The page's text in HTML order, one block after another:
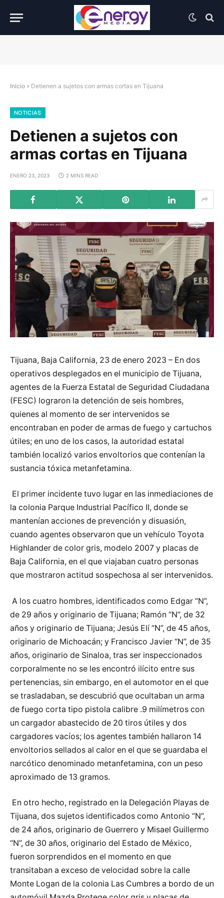
Inicio » Detienen a sujetos con armas cortas en Tijuana
NOTICIAS
Detienen a sujetos con
armas cortas en Tijuana
ENERO 23, 2023 2 MINS READ
Tijuana, Baja California, 23 de enero 2023 – En dos
operativos desplegados en el municipio de Tijuana,
agentes de la Fuerza Estatal de Seguridad Ciudadana
(FESC) lograron la detención de seis hombres,
quienes al momento de ser intervenidos se
encontraban en poder de armas de fuego y cartuchos
útiles; en uno de los casos, la autoridad estatal
también localizó varios envoltorios que contenían la
sustancia tóxica metanfetamina.
El primer incidente tuvo lugar en las inmediaciones de
la colonia Parque Industrial Pacífico II, donde se
mantenían acciones de prevención y disuasión,
cuando agentes observaron que un vehículo Toyota
Highlander de color gris, modelo 2007 y placas de
Baja California, en el que viajaban cuatro personas
que mostraron actitud sospechosa al ser intervenidos.
A los cuatro hombres, identificados como Edgar “N”,
de 29 años y originario de Tijuana; Ramón “N”, de 32
años y originario de Tijuana; Jesús Elí “N”, de 45 años,
originario de Michoacán; y Francisco Javier “N”, de 35
años, originario de Sinaloa, tras ser inspeccionados
corporalmente no se les encontró ilícito entre sus
pertenencias, sin embargo, en el automotor en el que
se trasladaban, se descubrió que ocultaban un arma
de fuego corta tipo pistola calibre .9 milímetros con
un cargador abastecido de 20 tiros útiles y dos
cargadores vacíos; los agentes también hallaron 14
envoltorios sellados al calor en el que se guardaba el
narcótico denominado metanfetamina, con un peso
aproximado de 13 gramos.
En otro hecho, registrado en la Delegación Playas de
Tijuana, dos sujetos identificados como Antonio “N”,
de 24 años, originario de Guerrero y Misael Guillermo
“N”, de 30 años, originario del Estado de México,
fueron sorprendidos en el momento en que
transitaban a exceso de velocidad sobre la calle
Monte Logan de la colonia Las Cumbres a bordo de un